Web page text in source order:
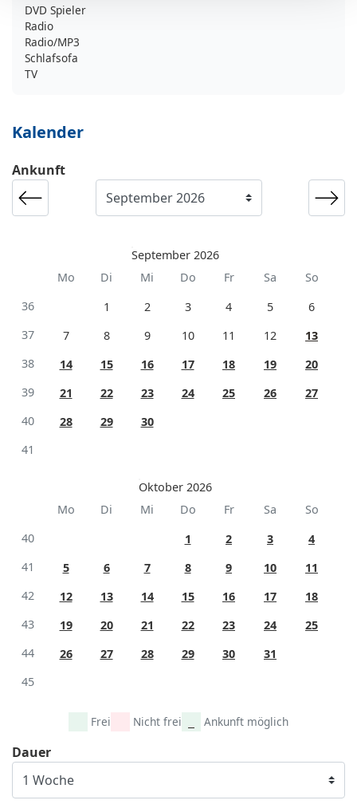
DVD Spieler
Radio
Radio/MP3
Schlafsofa
TV
Kalender
Ankunft
September 2026
Mo
Di Mi Do Fr Sa
So
36
1 2 3 4 5
6
37
7 8 9 10 11 12
13
38
14 15 16 17 18 19
20
39
21 22 23 24 25 26
27
40
28 29
30
41
Oktober 2026
Mo
Di Mi Do Fr Sa
So
40
1 2 3
4
41
5 6 7 8 9 10
11
42
12 13 14 15 16 17
18
43
19 20 21 22 23 24
25
44
26 27 28 29 30
31
45
Frei Nicht frei Ankunft möglich
Dauer